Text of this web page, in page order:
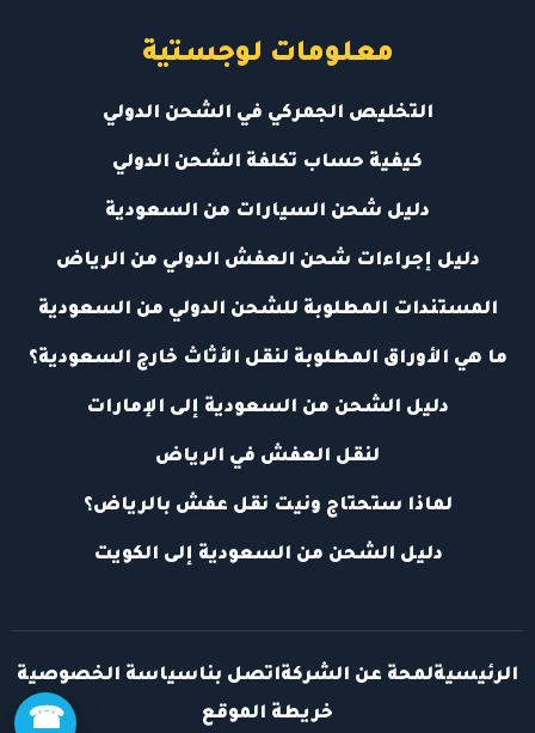
معلومات لوجستية
التخليص الجمركي في الشحن الدولي
كيفية حساب تكلفة الشحن الدولي
دليل شحن السيارات من السعودية
دليل إجراءات شحن العفش الدولي من الرياض
المستندات المطلوبة للشحن الدولي من السعودية
ما هي الأوراق المطلوبة لنقل الأثاث خارج السعودية؟
دليل الشحن من السعودية إلى الإمارات
لنقل العفش في الرياض
لماذا ستحتاج ونيت نقل عفش بالرياض؟
دليل الشحن من السعودية إلى الكويت
الرئيسيةلمحة عن الشركةاتصل بناسياسة الخصوصية
خريطة الموقع
☎